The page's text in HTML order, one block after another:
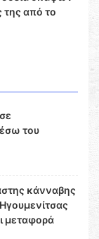
της από το
του
κάνναβης
μεταφορά